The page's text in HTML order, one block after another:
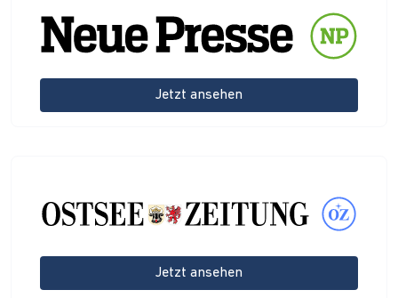
Jetzt ansehen
Jetzt ansehen